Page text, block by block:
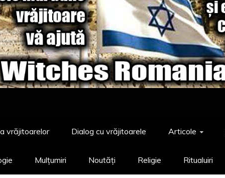
vrăjitoarelor Dialog cu vrăjitoarele Articole
Mulțumiri Noutăți Religie Ritualuiri